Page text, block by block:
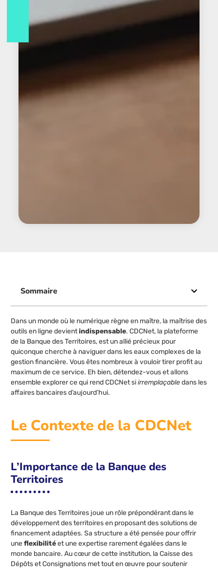
Sommaire
Dans un monde où le numérique règne en maître, la maîtrise des
outils en ligne devientindispensable. CDCNet, la plateforme
de la Banque des Territoires, est un allié précieux pour
quiconque cherche à naviguer dans les eaux complexes de la
gestion financière. Vous êtes nombreux à vouloir tirer profit au
maximum de ce service. Eh bien, détendez-vous et allons
ensemble explorer ce qui rend CDCNet siirremplaçabledans les
affaires bancaires d’aujourd’hui.
Le Contexte de la CDCNet
L’Importance de la Banque des
Territoires
La Banque des Territoires joue un rôle prépondérant dans le
développement des territoires en proposant des solutions de
financement adaptées. Sa structure a été pensée pour offrir
uneflexibilitéet une expertise rarement égalées dans le
monde bancaire. Au cœur de cette institution, la Caisse des
Dépôts et Consignations met tout en œuvre pour soutenir